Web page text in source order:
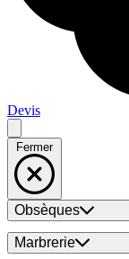
Devis
Fermer
Obsèques
Marbrerie